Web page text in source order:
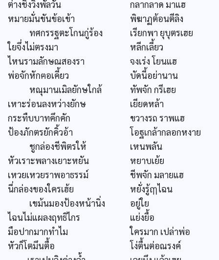
ต่างชิงวิ่งพัลวัน
กลากลาด มาแฮ
หมายมั่นขันข้อเข้า
พิฆาฏต้อนตีลิง
ทศกรรฐตะโกนกู่ร้อง
เรียกพา ยุบุตรเฮย
ใยจึ่งไม่ตรงมา
หลีกเลี้ยว
ไหนรามลักษณสองรา
จงเร่ง โยนแฮ
พ่อจักหักฅอเคี้ยว
บัดนี้อย่านาน
หณุมานเมิลยักษใกล้
ทัพจัก กรีเฮย
เหาะร่อนลงหว่างยักษ
เยียดหล้า
กระทืบบาทคึกคัก
ขวางรถ ราพแฮ
ป้องภักตรยักคิ้วอ้า
โอฐเกล้ากลอกหงาย
ชูกล่องชีพิตรให้
เหนพลัน
หัวเราะพลางเยาะหยัน
หยาบเย้ย
เหวยเหวยราพอาธรรม์
ชีพจัก มลายแฮ
นี่กล่องของใครเฮ้ย
หยั่งรู้ฤๅไฉน
เขม้นมองป้องหน้านิ่ง
อยู่ใย
ไฉนไม่แผลงฤทธิไกร
แย่งยื้อ
มือปากมากทำไม
ใครมาก เปล่าพ่อ
หัวก็โตมึนตื้อ
โง่ตื้นต่อณรงค์